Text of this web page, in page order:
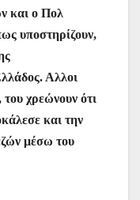
και ο Πολ
υποστηρίζουν,
Αλλοι
του χρεώνουν ότι
και την
μέσω του